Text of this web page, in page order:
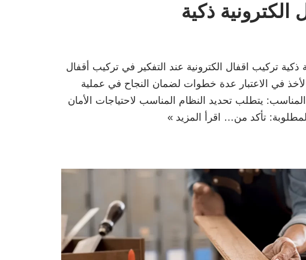
الكترونية ذكية
ذكية تركيب اقفال الكترونية عند التفكير في تركيب أقفال
الأخذ في الاعتبار عدة خطوات لضمان النجاح في عملية
المناسب: يتطلب تحديد النظام المناسب لاحتياجات الأمان
تأكد من…
اقرأ المزيد »